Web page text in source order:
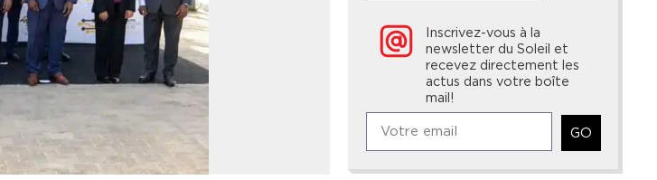
Inscrivez-vous à la
newsletter du Soleil et
recevez directement les
actus dans votre boîte
mail!
GO